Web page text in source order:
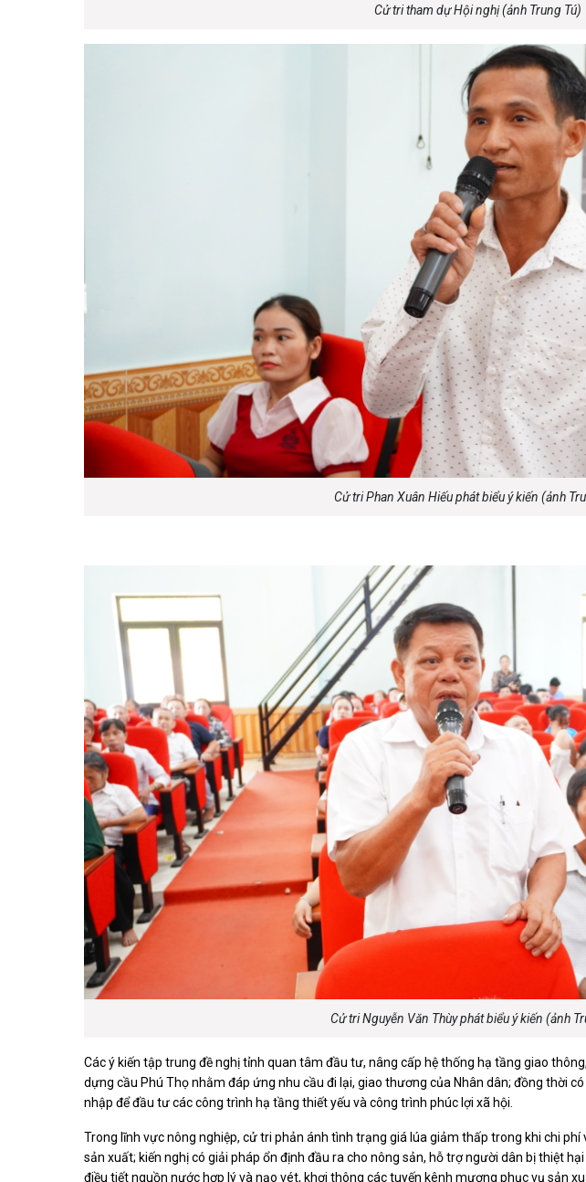
Cử tri tham dự Hội nghị (ảnh Trung Tú)
Cử tri Phan Xuân Hiếu phát biểu ý kiến (ảnh
Cử tri Nguyễn Văn Thùy phát biểu ý kiến (ảnh
Các ý kiến tập trung đề nghị tỉnh quan tâm đầu tư, nâng cấp hệ thống hạ tầng giao
dựng cầu Phú Thọ nhằm đáp ứng nhu cầu đi lại, giao thương của Nhân dân; đồng thời
nhập để đầu tư các công trình hạ tầng thiết yếu và công trình phúc lợi xã hội.
Trong lĩnh vực nông nghiệp, cử tri phản ánh tình trạng giá lúa giảm thấp trong khi chi
sản xuất; kiến nghị có giải pháp ổn định đầu ra cho nông sản, hỗ trợ người dân bị thiệt
điều tiết nguồn nước hợp lý và nạo vét, khơi thông các tuyến kênh mương phục vụ sản